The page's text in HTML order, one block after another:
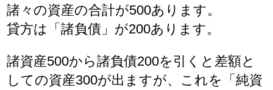
諸々の資産の合計が500あります。
貸方は「諸負債」が200あります。
諸資産500から諸負債200を引くと差額と
しての資産300が出ますが、これを「純資